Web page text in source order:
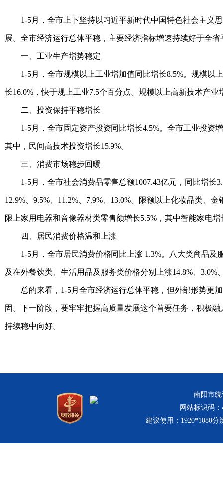
1-5月，全市上下坚持以习近平新时代中国特色社会主义
展。全市经济运行总体平稳，主要经济指标增速持续好于全省
一、工业生产增势稳定
1-5月，全市规模以上工业增加值同比增长8.5%。规模以
长16.0%，快于规上工业7.5个百分点。规模以上高新技术产
二 投资保持平稳增长
1-5月，全市固定资产投资同比增长4.5%。全市工业投资
其中，民间高技术投资增长15.9%。
三、消费市场稳步回暖
1-5月，全市社会消费品零售总额1007.43亿元，同比增
12.9%、9.5%、11.2%、7.9%、13.0%。限额以上化妆品类、
限上家用电器和音像器材类零售额增长5.5%，其中智能家电增
四、居民消费价格温和上涨
1-5月，全市居民消费价格同比上涨 1.3%。八大类商品
及在外餐饮类、生活用品及服务类价格分别上涨14.8%、3.0%
总的来看，1-5月全市经济运行总体平稳，但外部形势更
固。下一阶段，要牢牢把握高质量发展这个首要任务，积极
持续稳中向好。
南阳市统
网站标识码：
建议使用：1920*1080